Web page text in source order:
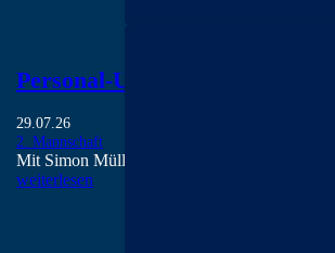
Personal-Updates | 2.
29.07.26
2. Mannschaft
Mit Simon Müller, Elias Algotby, Julian
weiterlesen